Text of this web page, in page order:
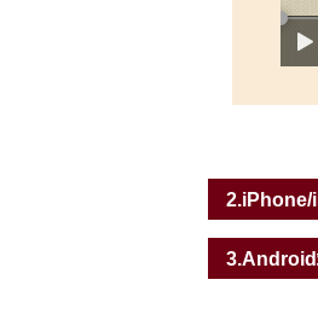
2.iPhone/
3.Android